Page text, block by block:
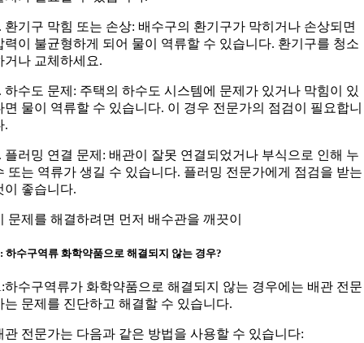
환기구 막힘 또는 손상: 배수구의 환기구가 막히거나 손상되면
력이 불균형하게 되어 물이 역류할 수 있습니다. 환기구를 청소
거나 교체하세요.
하수도 문제: 주택의 하수도 시스템에 문제가 있거나 막힘이 있
면 물이 역류할 수 있습니다. 이 경우 전문가의 점검이 필요합니
.
플러밍 연결 문제: 배관이 잘못 연결되었거나 부식으로 인해 누
또는 역류가 생길 수 있습니다. 플러밍 전문가에게 점검을 받는
이 좋습니다.
문제를 해결하려면 먼저 배수관을 깨끗이
하수구역류 화학약품으로 해결되지 않는 경우?
하수구역류가 화학약품으로 해결되지 않는 경우에는 배관 전문
는 문제를 진단하고 해결할 수 있습니다.
관 전문가는 다음과 같은 방법을 사용할 수 있습니다: